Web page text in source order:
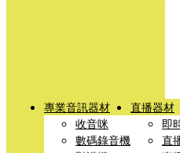
專業音訊器材
收音咪
數碼錄音機
直播器材
即
直